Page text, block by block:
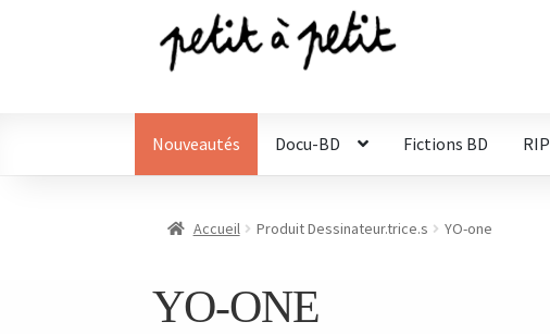
Aller
navigation
Aller
Nouveautés Docu-BD Fictions BD RIP
Accueil Produit Dessinateur.trice.s YO-one
YO-ONE